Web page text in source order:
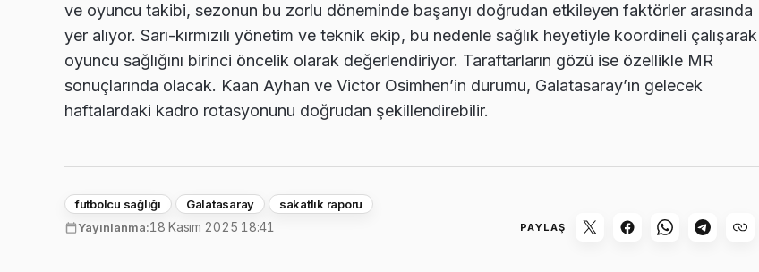
ve oyuncu takibi, sezonun bu zorlu döneminde başarıyı doğrudan etkileyen faktörler arasında
yer alıyor. Sarı-kırmızılı yönetim ve teknik ekip, bu nedenle sağlık heyetiyle koordineli çalışarak
oyuncu sağlığını birinci öncelik olarak değerlendiriyor. Taraftarların gözü ise özellikle MR
sonuçlarında olacak. Kaan Ayhan ve Victor Osimhen’in durumu, Galatasaray’ın gelecek
haftalardaki kadro rotasyonunu doğrudan şekillendirebilir.
futbolcu sağlığı Galatasaray
sakatlık raporu
Yayınlanma:18 Kasım 2025 18:41 PAYLAŞ